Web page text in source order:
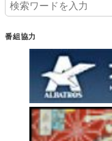
番組協力